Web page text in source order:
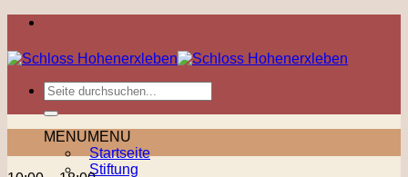
Zum
springen
MENUMENU
Startseite
Stiftung